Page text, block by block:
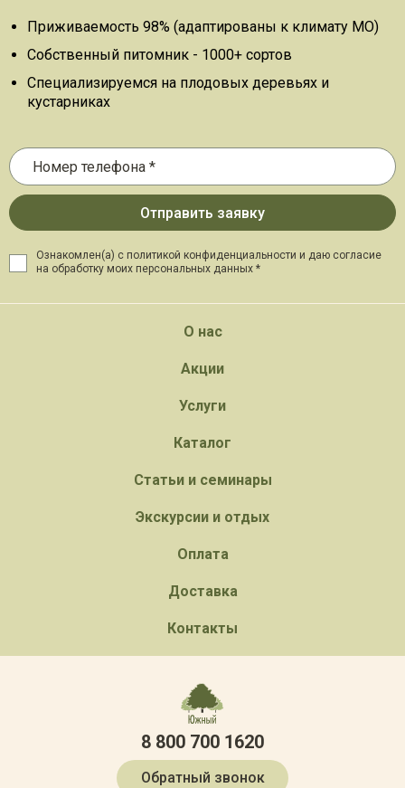
Приживаемость 98% (адаптированы к климату МО)
Собственный питомник - 1000+ сортов
Специализируемся на плодовых деревьях и
кустарниках
Ознакомлен(а) с политикой конфиденциальности и даю согласие
на обработку моих персональных данных *
О нас
Акции
Услуги
Каталог
Статьи и семинары
Экскурсии и отдых
Оплата
Доставка
Контакты
8 800 700 1620
Обратный звонок